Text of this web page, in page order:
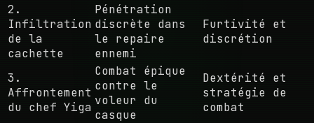
2.
Infiltration
de la
cachette
Pénétration
discrète dans
le repaire
ennemi
Furtivité et
discrétion
3.
Affrontement
du chef Yiga
Combat épique
contre le
voleur du
casque
Dextérité et
stratégie de
combat